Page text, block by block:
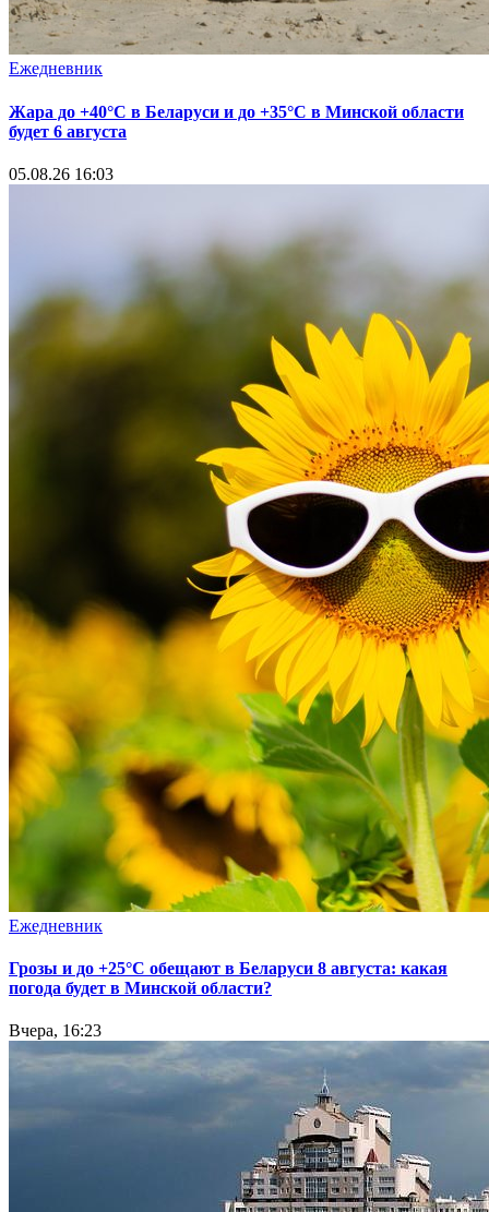
Ежедневник
Жара до +40°С в Беларуси и до +35°С в Минской области
будет 6 августа
05.08.26 16:03
Ежедневник
Грозы и до +25°С обещают в Беларуси 8 августа: какая
погода будет в Минской области?
Вчера, 16:23